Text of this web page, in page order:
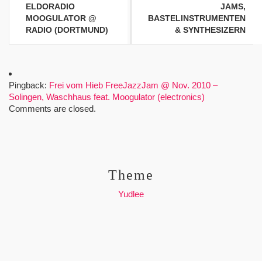
ELDORADIO
MOOGULATOR @
RADIO (DORTMUND)
JAMS,
BASTELINSTRUMENTEN
& SYNTHESIZERN
Pingback: Frei vom Hieb FreeJazzJam @ Nov. 2010 –
Solingen, Waschhaus feat. Moogulator (electronics)
Comments are closed.
Theme
Yudlee